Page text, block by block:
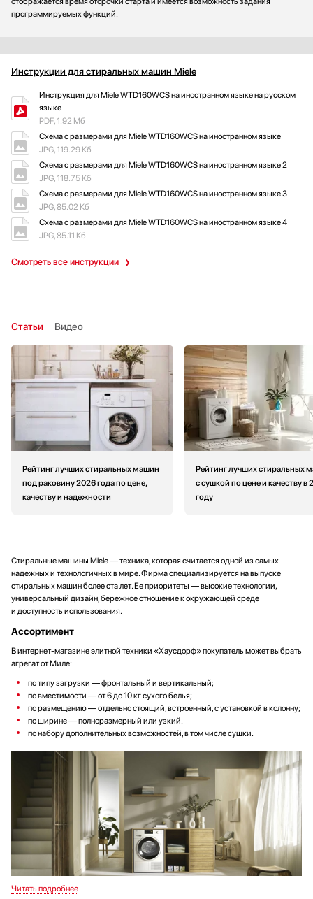
программируемых функций.
Инструкции для стиральных машин Miele
Смотреть все инструкции
Инструкция для Miele WTD160WCS на иностранном языке на русском
языке
PDF, 1.92 Мб
Схема с размерами для Miele WTD160WCS на иностранном языке
JPG, 119.29 Кб
Схема с размерами для Miele WTD160WCS на иностранном языке 2
JPG, 118.75 Кб
Схема с размерами для Miele WTD160WCS на иностранном языке 3
JPG, 85.02 Кб
Схема с размерами для Miele WTD160WCS на иностранном языке 4
JPG, 85.11 Кб
Статьи Видео
Рейтинг лучших стиральных машин
под раковину 2026 года по цене,
качеству и надежности
Рейтинг лучших стиральных
с сушкой по цене и качеству в
году
Стиральные машины Miele — техника, которая считается одной из самых
надежных и технологичных в мире. Фирма специализируется на выпуске
стиральных машин более ста лет. Ее приоритеты — высокие технологии,
универсальный дизайн, бережное отношение к окружающей среде
и доступность использования.
Ассортимент
В интернет-магазине элитной техники «Хаусдорф» покупатель может выбрать
агрегат от Миле:
по типу загрузки — фронтальный и вертикальный;
по вместимости — от 6 до 10 кг сухого белья;
по размещению — отдельно стоящий, встроенный, с установкой в колонну;
по ширине — полноразмерный или узкий.
по набору дополнительных возможностей, в том числе сушки.